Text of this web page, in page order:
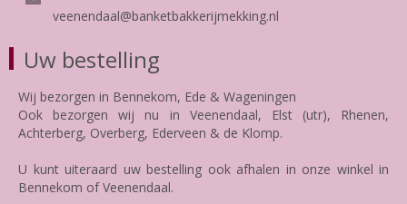
veenendaal@banketbakkerijmekking.nl
Uw bestelling
Wij bezorgen in Bennekom, Ede & Wageningen
Ook bezorgen wij nu in Veenendaal, Elst (utr), Rhenen,
Achterberg, Overberg, Ederveen & de Klomp.
U kunt uiteraard uw bestelling ook afhalen in onze winkel in
Bennekom of Veenendaal.